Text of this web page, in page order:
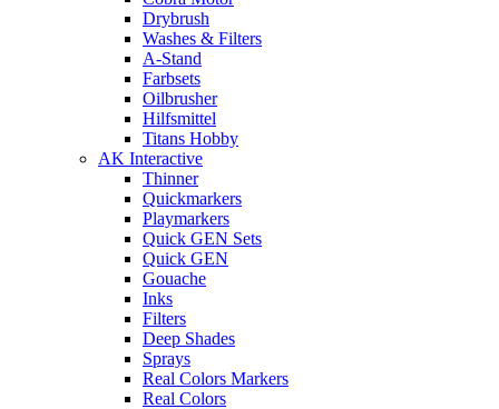
Drybrush
Washes & Filters
A-Stand
Farbsets
Oilbrusher
Hilfsmittel
Titans Hobby
AK Interactive
Thinner
Quickmarkers
Playmarkers
Quick GEN Sets
Quick GEN
Gouache
Inks
Filters
Deep Shades
Sprays
Real Colors Markers
Real Colors